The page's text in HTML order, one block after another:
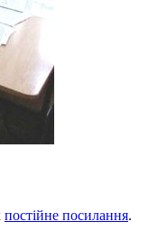
постійне посилання.